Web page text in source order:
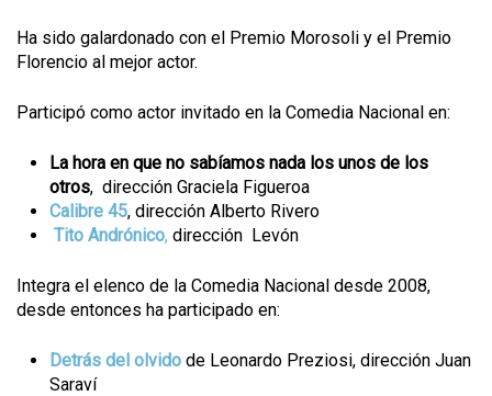
Ha sido galardonado con el Premio Morosoli y el Premio
Florencio al mejor actor.
Participó como actor invitado en la Comedia Nacional en:
La hora en que no sabíamos nada los unos de los
otros, dirección Graciela Figueroa
Calibre 45, dirección Alberto Rivero
Tito Andrónico, dirección Levón
Integra el elenco de la Comedia Nacional desde 2008,
desde entonces ha participado en:
Detrás del olvido de Leonardo Preziosi, dirección Juan
Saraví